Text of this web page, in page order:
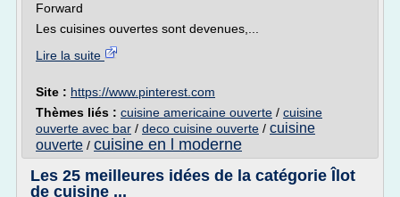
Forward
Les cuisines ouvertes sont devenues,...
Lire la suite
Site : https://www.pinterest.com
Thèmes liés : cuisine americaine ouverte / cuisine
ouverte avec bar / deco cuisine ouverte / cuisine
ouverte / cuisine en l moderne
Les 25 meilleures idées de la catégorie Îlot
de cuisine ...